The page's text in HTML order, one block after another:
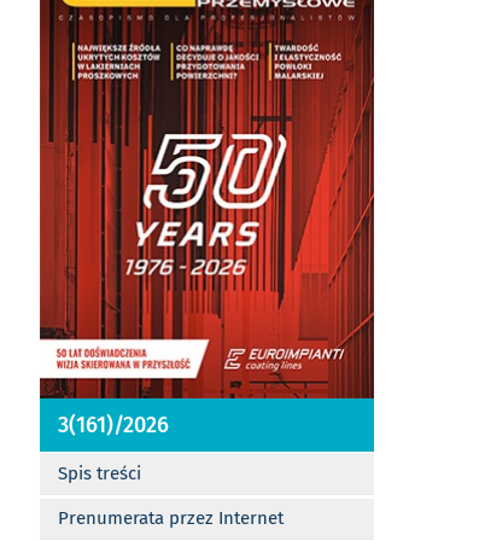
3(161)/2026
Spis treści
Prenumerata przez Internet